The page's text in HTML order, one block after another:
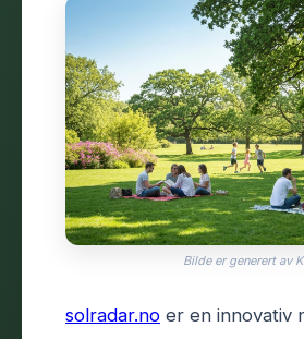
Bilde er generert av
solradar.no er en innovativ